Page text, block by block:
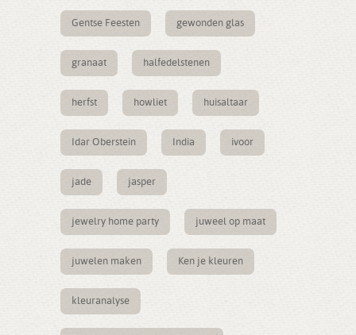
Gentse Feesten gewonden glas
granaat halfedelstenen
herfst howliet huisaltaar
Idar Oberstein India ivoor
jade jasper
jewelry home party juweel op maat
juwelen maken Ken je kleuren
kleuranalyse